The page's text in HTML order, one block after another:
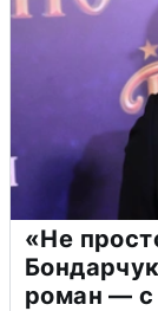
«Не
роман —